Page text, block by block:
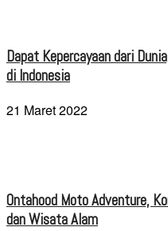
Dapat Kepercayaan dari
di Indonesia
21 Maret 2022
Ontahood Moto Adventure,
dan Wisata Alam